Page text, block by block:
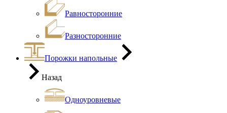
Равносторонние
Разносторонние
Порожки напольные
Назад
Одноуровневые